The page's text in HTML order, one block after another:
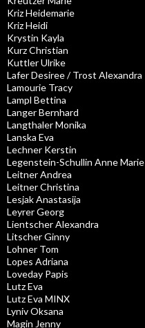
Kriz Heidemarie
Kriz Heidi
Krystin Kayla
Kurz Christian
Kuttler Ulrike
Lafer Desiree / Trost Alexandra
Lamourie Tracy
Lampl Bettina
Langer Bernhard
Langthaler Monika
Lanska Eva
Lechner Kerstin
Legenstein-Schullin Anne Marie
Leitner Andrea
Leitner Christina
Lesjak Anastasija
Leyrer Georg
Lientscher Alexandra
Litscher Ginny
Lohner Tom
Lopes Adriana
Loveday Papis
Lutz Eva
Lutz Eva MINX
Lyniv Oksana
Magin Jenny